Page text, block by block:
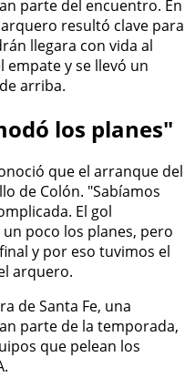
parte del encuentro. En
resultó clave para
llegara con vida al
y se llevó un
arriba.
los planes"
que el arranque del
de Colón. "Sabíamos
El gol
poco los planes, pero
y por eso tuvimos el
arquero.
de Santa Fe, una
parte de la temporada,
que pelean los